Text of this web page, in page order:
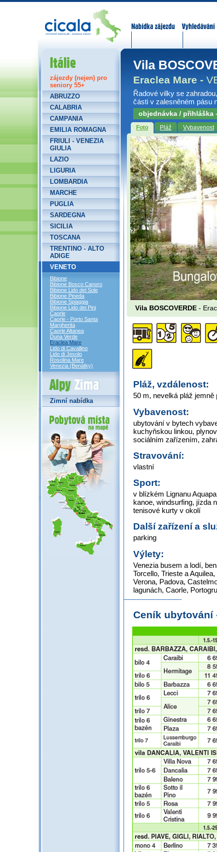
Vila
Eraclea Mare -
Řadové vilky se
části v zalesněném pásu
objednávka / přihláška
Foto Pláž Vybavenost
Vila BOSCOVERDE -
Pláž, vzdálenost:
50 m, nevelká pláž
Vybavenost:
ubytování v bytech
kuchyňskou linkou,
sociálním zařízením,
Stravování:
vlastní
Sport:
v blízkém Lignanu
kanoe, windsurfing, jízda
tenisové kurty v okolí
Další zařízení a
parking
Výlety:
Venezia busem a lodí,
Torcello, Trieste a
Verona, Padova,
lagunách, Caorle,
Ceník
Itálie
zájezdy (nejen) pro
seniory 55+
ABRUZZO
CALABRIA
CAMPANIA
EMILIA ROMAGNA
FRIULI - VENEZIA
GIULIA
LAZIO
LIGURIA
LOMBARDIA
MARCHE
PUGLIA
SARDEGNA
SICILIA
TOSCANA
TRENTINO - ALTO
ADIGE
VENETO
Bibione
Bibione Bosco Canoro
Bibione Lido del Sole
Bibione Pineda
Bibione Spiaggia
Bibione Lido dei Pini
Caorle
Caorle - Porto Santa
Margherita
Caorle Altanea
Duna Verde
Eraclea Mare
Lido di Cavallino
Lido di Jesolo
Rosolina Mare
Venezia (Benátky)
Alpy Zima
Zimní nabídka